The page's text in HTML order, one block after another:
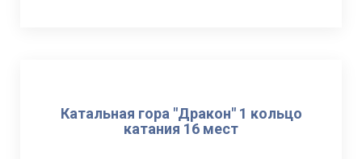
Катальная гора "Дракон" 1 кольцо
катания 16 мест